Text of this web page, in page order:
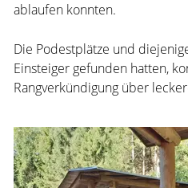
ablaufen konnten.
Die Podestplätze und
Einsteiger gefunden hatten,
Rangverkündigung über